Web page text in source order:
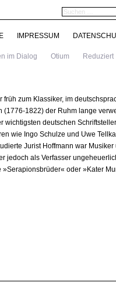
im Dialog Otium Reduziert
IMPRESSUM
früh zum Klassiker, im
(1776-1822) der Ruhm lange
wichtigsten deutschen
wie Ingo Schulze und Uwe
Jurist Hoffmann war Musiker
jedoch als Verfasser
»Serapionsbrüder« oder »Kater